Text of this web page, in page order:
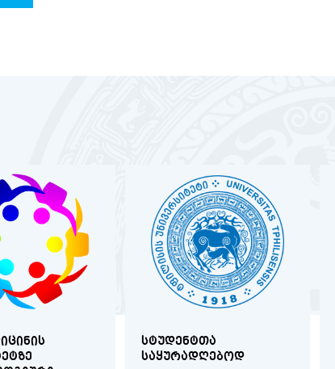
ᲡᲢᲣᲓᲔᲜᲢᲗᲐ
ᲡᲐᲧᲣᲠᲐᲓᲦᲔᲑᲝᲓ